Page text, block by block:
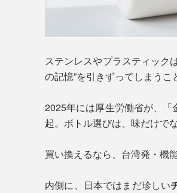
ステンレスやプラスティック
の記憶”を引きずってしまうこ
2025年には厚生労働省が、
起。ボトル選びは、味だけで
買い換えるなら、台湾発・機
内側に、日本ではまだ珍しい